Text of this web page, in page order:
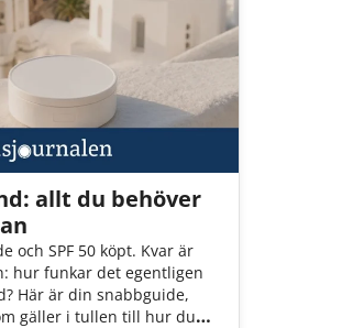
allt du behöver
och SPF 50 köpt. Kvar är
hur funkar det egentligen
Här är din snabbguide,
gäller i tullen till hur du